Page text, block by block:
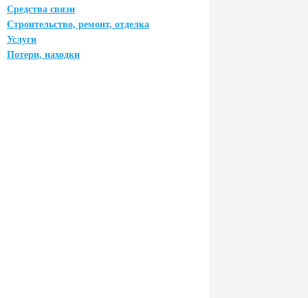
Средства связи
Строительство, ремонт, отделка
Услуги
Потери, находки